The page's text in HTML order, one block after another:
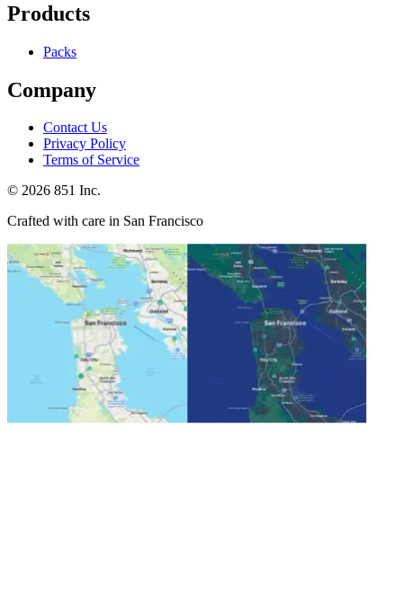
Products
Packs
Company
Contact Us
Privacy Policy
Terms of Service
© 2026 851 Inc.
Crafted with care in San Francisco